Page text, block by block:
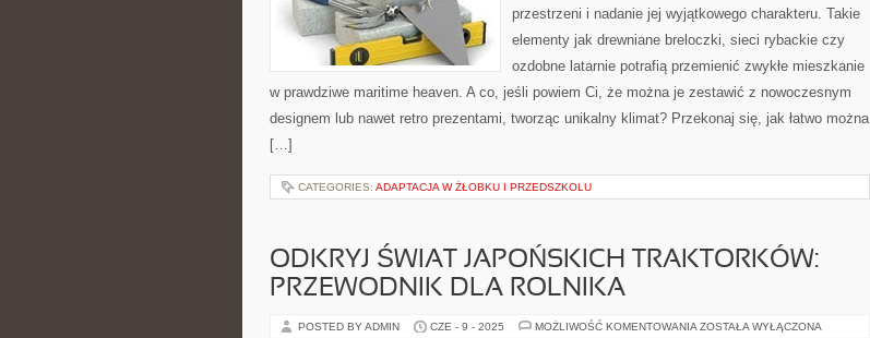
przestrzeni i nadanie jej wyjątkowego charakteru. Takie
elementy jak drewniane breloczki, sieci rybackie czy
ozdobne latarnie potrafią przemienić zwykłe mieszkanie
w prawdziwe maritime heaven. A co, jeśli powiem Ci, że można je zestawić z nowoczesnym
designem lub nawet retro prezentami, tworząc unikalny klimat? Przekonaj się, jak łatwo można
[…]
CATEGORIES: ADAPTACJA W ŻŁOBKU I PRZEDSZKOLU
ODKRYJ ŚWIAT JAPOŃSKICH TRAKTORKÓW:
PRZEWODNIK DLA ROLNIKA
POSTED BY ADMIN CZE - 9 - 2025 MOŻLIWOŚĆ KOMENTOWANIA ODKRYJ
ZOSTAŁA WYŁĄCZONA